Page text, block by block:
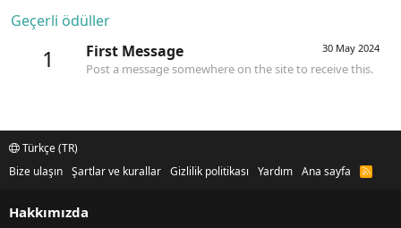
Geçerli ödüller
1 30 May 2024
First Message
Post a message somewhere on the site to receive this.
Türkçe (TR)
Bize ulaşın Şartlar ve kurallar Gizlilik politikası Yardım Ana sayfa
R
Hakkımızda